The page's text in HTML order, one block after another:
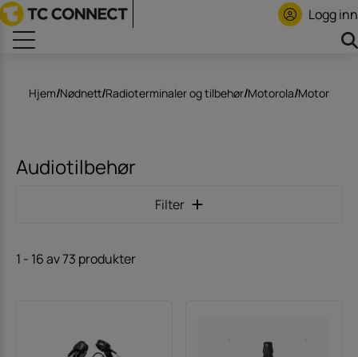
Logg inn
Hjem/Nødnett/Radioterminaler og tilbehør/Motorola/Motorola
Audiotilbehør
Filter
1 - 16av73 produkter